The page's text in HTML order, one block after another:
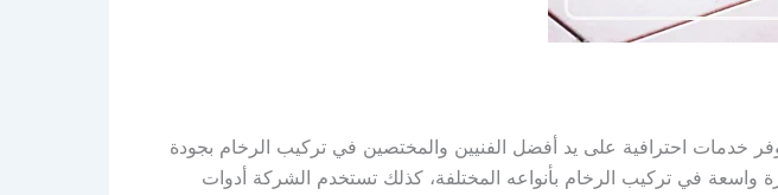
احترافية على يد أفضل الفنيين والمختصين في تركيب الرخام بجودة
في تركيب الرخام بأنواعه المختلفة، كذلك تستخدم الشركة أدوات